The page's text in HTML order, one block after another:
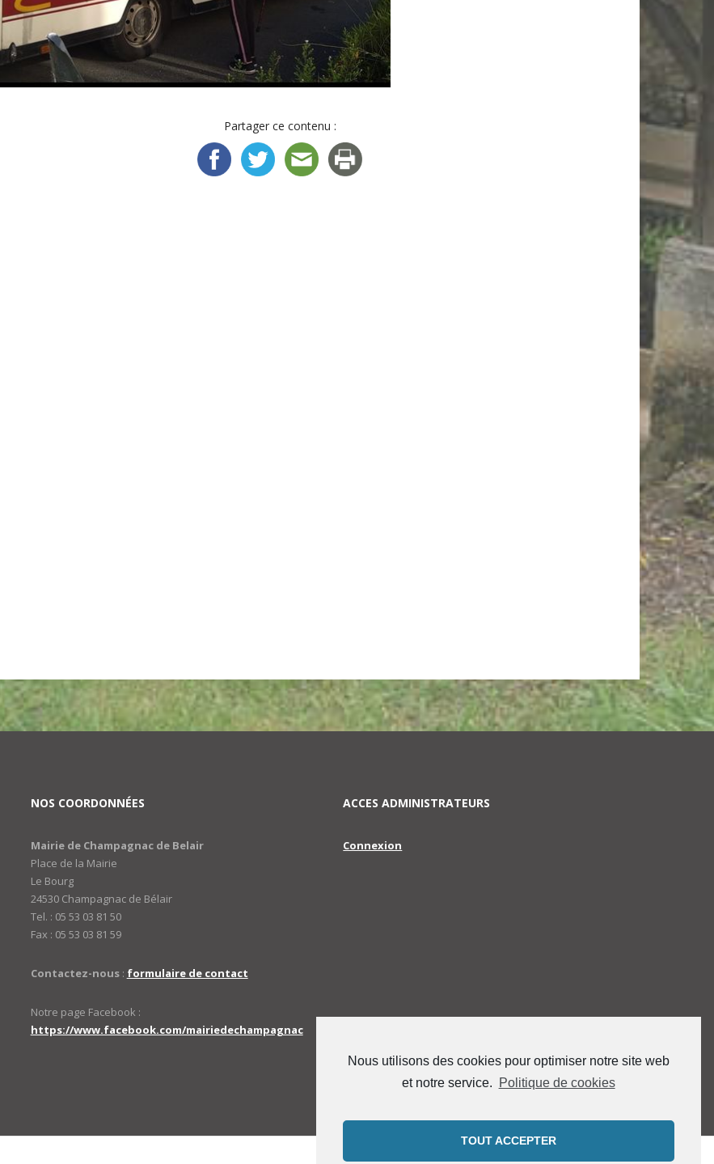
Nous utilisons des cookies pour optimiser notre site web
et notre service.
Politique de cookies
TOUT ACCEPTER
Partager ce contenu :
NOS COORDONNÉES
Mairie de Champagnac de Belair
Place de la Mairie
Le Bourg
24530 Champagnac de Bélair
Tel. : 05 53 03 81 50
Fax : 05 53 03 81 59
Contactez-nous: formulaire de contact
Notre page Facebook :
https://www.facebook.com/mairiedechampagnac
ACCES ADMINISTRATEURS
Connexion